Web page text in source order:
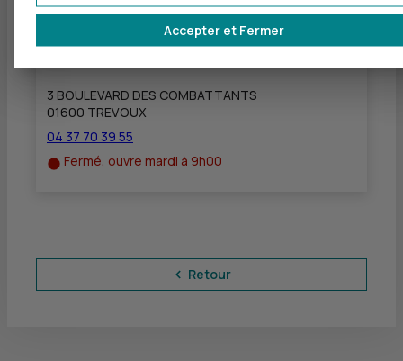
3 BOULEVARD DES COMBATTANTS
01600 TREVOUX
04 37 70 39 55
Fermé, ouvre mardi à 9h00
Retour
Accepter et Fermer